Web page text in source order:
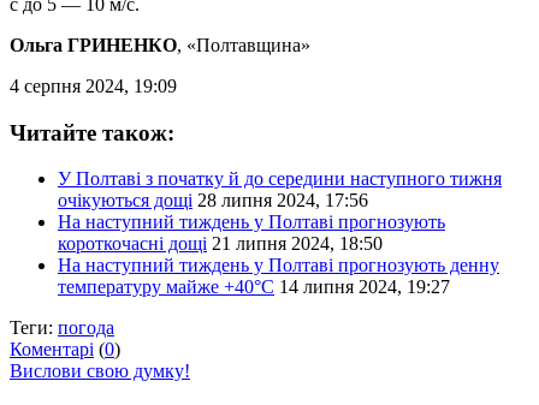
Ольга ГРИНЕНКО, «Полтавщина»
4 серпня 2024, 19:09
Читайте також:
У Полтаві з початку й до середини наступного тижня
очікуються дощі 28 липня 2024, 17:56
На наступний тиждень у Полтаві прогнозують
короткочасні дощі 21 липня 2024, 18:50
На наступний тиждень у Полтаві прогнозують денну
температуру майже +40°C 14 липня 2024, 19:27
Теги: погода
Коментарі (0)
Вислови свою думку!